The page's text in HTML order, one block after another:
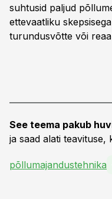
suhtusid paljud
ettevaatliku
turundusvõtte või
See teema pakub
ja saad alati teavituse,
põllumajandustehnika